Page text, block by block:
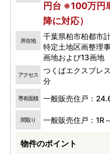
円台 ※100万円
降に対応）
所在地
千葉県柏市柏都市
特定土地区画整理
画地および13画地
アクセス
つくばエクスプレ
分
専有面積 一般販売住戸：
間取り 一般販売住戸：1R
物件のポイント